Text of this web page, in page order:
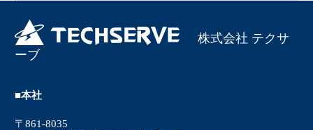
株式会社 テクサ
ーブ
■本社
〒861-8035